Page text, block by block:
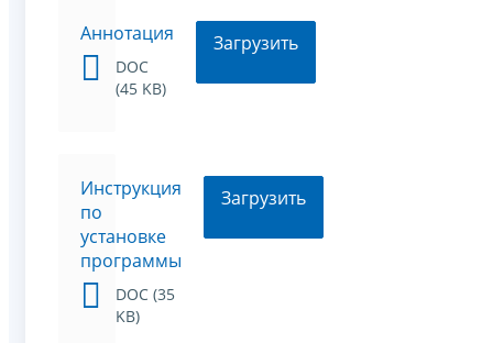
Аннотация
DOC
(45 KB)
Загрузить
Инструкция
по
установке
программы
DOC (35
KB)
Загрузить